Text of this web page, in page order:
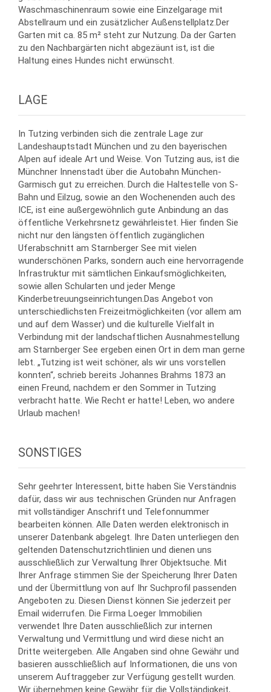
Waschmaschinenraum sowie eine Einzelgarage mit
Abstellraum und ein zusätzlicher Außenstellplatz.Der
Garten mit ca. 85 m² steht zur Nutzung. Da der Garten
zu den Nachbargärten nicht abgezäunt ist, ist die
Haltung eines Hundes nicht erwünscht.
LAGE
In Tutzing verbinden sich die zentrale Lage zur
Landeshauptstadt München und zu den bayerischen
Alpen auf ideale Art und Weise. Von Tutzing aus, ist die
Münchner Innenstadt über die Autobahn München-
Garmisch gut zu erreichen. Durch die Haltestelle von S-
Bahn und Eilzug, sowie an den Wochenenden auch des
ICE, ist eine außergewöhnlich gute Anbindung an das
öffentliche Verkehrsnetz gewährleistet. Hier finden Sie
nicht nur den längsten öffentlich zugänglichen
Uferabschnitt am Starnberger See mit vielen
wunderschönen Parks, sondern auch eine hervorragende
Infrastruktur mit sämtlichen Einkaufsmöglichkeiten,
sowie allen Schularten und jeder Menge
Kinderbetreuungseinrichtungen.Das Angebot von
unterschiedlichsten Freizeitmöglichkeiten (vor allem am
und auf dem Wasser) und die kulturelle Vielfalt in
Verbindung mit der landschaftlichen Ausnahmestellung
am Starnberger See ergeben einen Ort in dem man gerne
lebt. „Tutzing ist weit schöner, als wir uns vorstellen
konnten“, schrieb bereits Johannes Brahms 1873 an
einen Freund, nachdem er den Sommer in Tutzing
verbracht hatte. Wie Recht er hatte! Leben, wo andere
Urlaub machen!
SONSTIGES
Sehr geehrter Interessent, bitte haben Sie Verständnis
dafür, dass wir aus technischen Gründen nur Anfragen
mit vollständiger Anschrift und Telefonnummer
bearbeiten können. Alle Daten werden elektronisch in
unserer Datenbank abgelegt. Ihre Daten unterliegen den
geltenden Datenschutzrichtlinien und dienen uns
ausschließlich zur Verwaltung Ihrer Objektsuche. Mit
Ihrer Anfrage stimmen Sie der Speicherung Ihrer Daten
und der Übermittlung von auf Ihr Suchprofil passenden
Angeboten zu. Diesen Dienst können Sie jederzeit per
Email widerrufen. Die Firma Loeger Immobilien
verwendet Ihre Daten ausschließlich zur internen
Verwaltung und Vermittlung und wird diese nicht an
Dritte weitergeben. Alle Angaben sind ohne Gewähr und
basieren ausschließlich auf Informationen, die uns von
unserem Auftraggeber zur Verfügung gestellt wurden.
Wir übernehmen keine Gewähr für die Vollständigkeit,